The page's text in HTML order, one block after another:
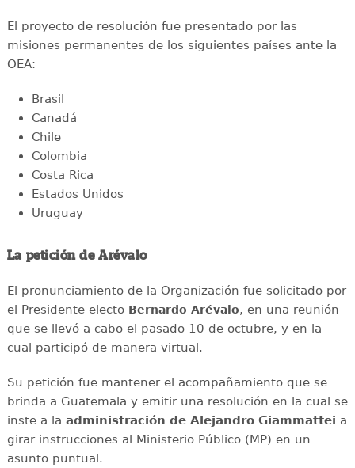
El proyecto de resolución fue presentado por las
misiones permanentes de los siguientes países ante la
OEA:
Brasil
Canadá
Chile
Colombia
Costa Rica
Estados Unidos
Uruguay
La petición de Arévalo
El pronunciamiento de la Organización fue solicitado por
el Presidente electo Bernardo Arévalo, en una reunión
que se llevó a cabo el pasado 10 de octubre, y en la
cual participó de manera virtual.
Su petición fue mantener el acompañamiento que se
brinda a Guatemala y emitir una resolución en la cual se
inste a la administración de Alejandro Giammattei a
girar instrucciones al Ministerio Público (MP) en un
asunto puntual.